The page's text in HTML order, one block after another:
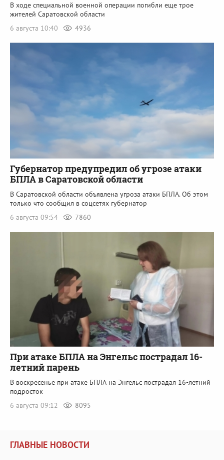
В ходе специальной военной операции погибли еще трое
жителей Саратовской области
6 августа 10:40
4936
Губернатор предупредил об угрозе атаки
БПЛА в Саратовской области
В Саратовской области объявлена угроза атаки БПЛА. Об этом
только что сообщил в соцсетях губернатор
6 августа 09:54
7860
При атаке БПЛА на Энгельс пострадал 16-
летний парень
В воскресенье при атаке БПЛА на Энгельс пострадал 16-летний
подросток
6 августа 09:12
8095
ГЛАВНЫЕ НОВОСТИ